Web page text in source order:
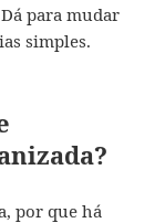
para mudar
simples.
por que há